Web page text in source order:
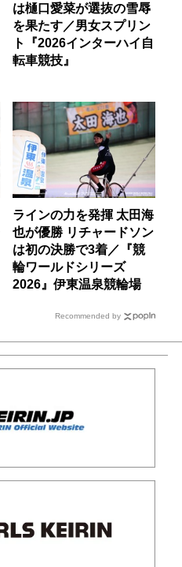
は樋口愛菜が選抜の雪辱
を果たす／男女スプリン
ト『2026インターハイ自
転車競技』
ラインの力を発揮 太田海
也が優勝 リチャードソン
は初の決勝で3着／『競
輪ワールドシリーズ
2026』伊東温泉競輪場
Recommended by